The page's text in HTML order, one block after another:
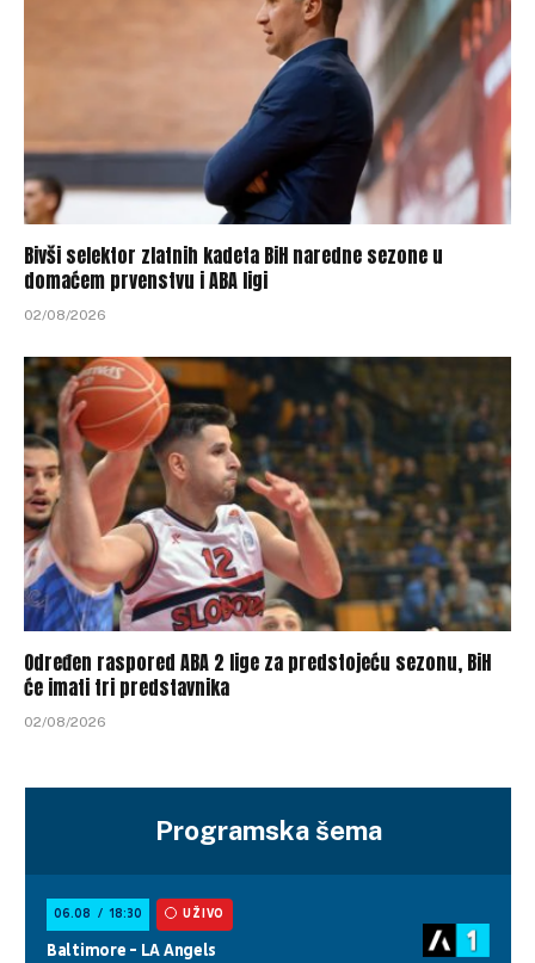
Bivši selektor zlatnih kadeta BiH naredne sezone u
domaćem prvenstvu i ABA ligi
02/08/2026
Određen raspored ABA 2 lige za predstojeću sezonu, BiH
će imati tri predstavnika
02/08/2026
Programska šema